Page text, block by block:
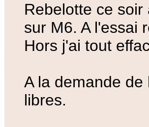
Rebelotte ce
sur M6. A l'essai
Hors j'ai tout
A la demande
libres.